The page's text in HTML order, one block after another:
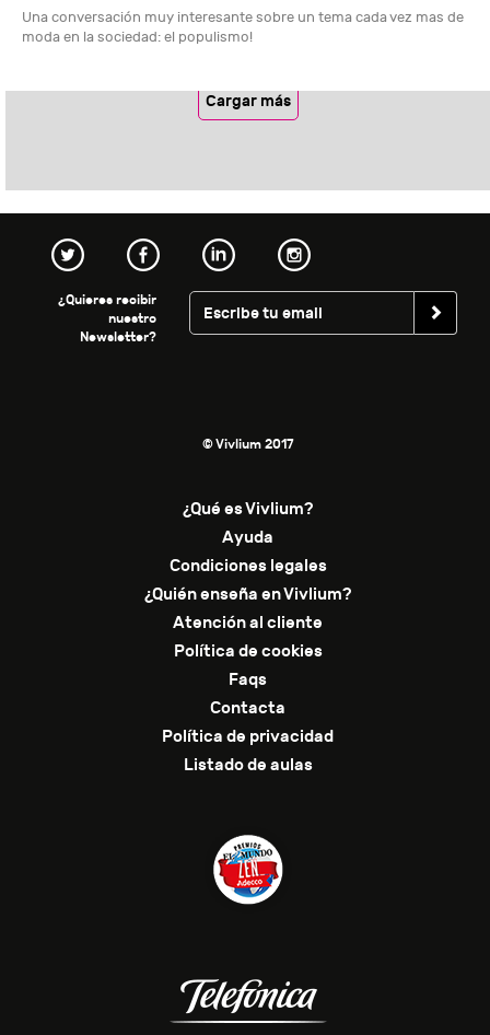
Una conversación muy interesante sobre un tema cada vez mas de
moda en la sociedad: el populismo!
Cargar más
¿Quieres recibir
nuestro
Newsletter?
© Vivlium 2017
¿Qué es Vivlium?
Ayuda
Condiciones legales
¿Quién enseña en Vivlium?
Atención al cliente
Política de cookies
Faqs
Contacta
Política de privacidad
Listado de aulas